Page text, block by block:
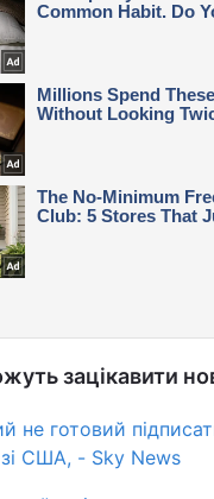
зацікавити
не готовий
США, - Sky News